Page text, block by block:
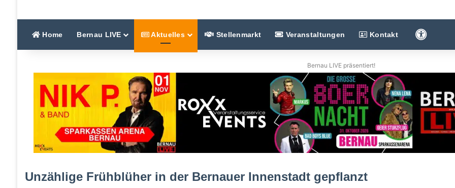
Home Bernau LIVE Aktuelles Stellenmarkt Veranstaltungen Kontakt
Bernau LIVE präsentiert!
Unzählige Frühblüher in der Bernauer Innenstadt gepflanzt